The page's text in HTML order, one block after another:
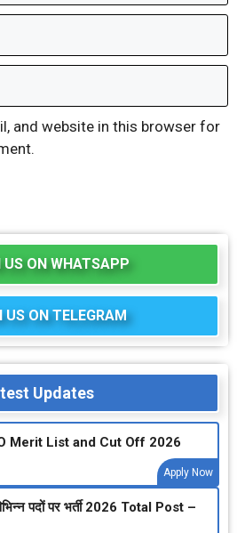
and website in this browser for
US ON WHATSAPP
US ON TELEGRAM
Updates
Merit List and Cut Off 2026
Apply Now
पदों पर भर्ती 2026 Total Post –